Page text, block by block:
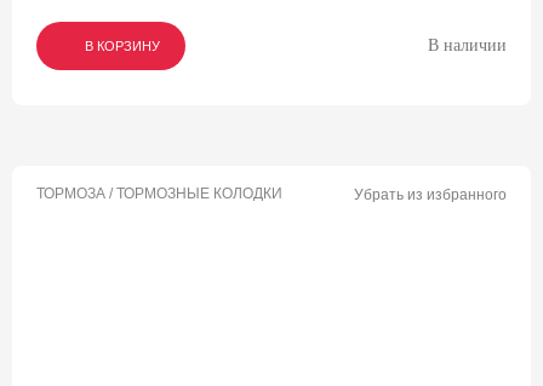
В КОРЗИНУ
В КОРЗИНУ
В КОРЗИНУ В наличии
ТОРМОЗА / ТОРМОЗНЫЕ КОЛОДКИ Убрать из избранного